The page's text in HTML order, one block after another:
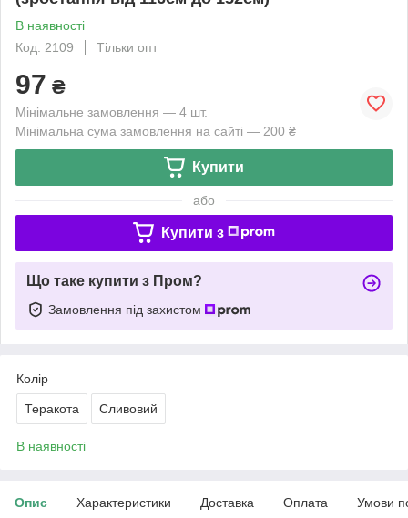
В наявності
Код: 2109
Тільки опт
97 ₴
Мінімальне замовлення — 4 шт.
Мінімальна сума замовлення на сайті — 200 ₴
Купити
або
Купити з
Що таке купити з Пром?
Замовлення під захистом
Колір
Теракота Сливовий
В наявності
Опис Характеристики Доставка Оплата Умови